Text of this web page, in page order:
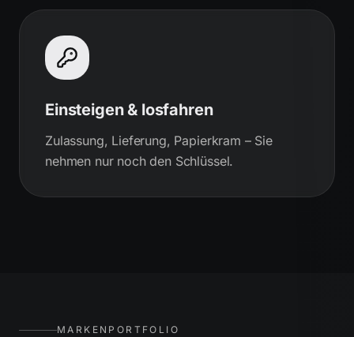
Einsteigen & losfahren
Zulassung, Lieferung, Papierkram – Sie
nehmen nur noch den Schlüssel.
MARKENPORTFOLIO